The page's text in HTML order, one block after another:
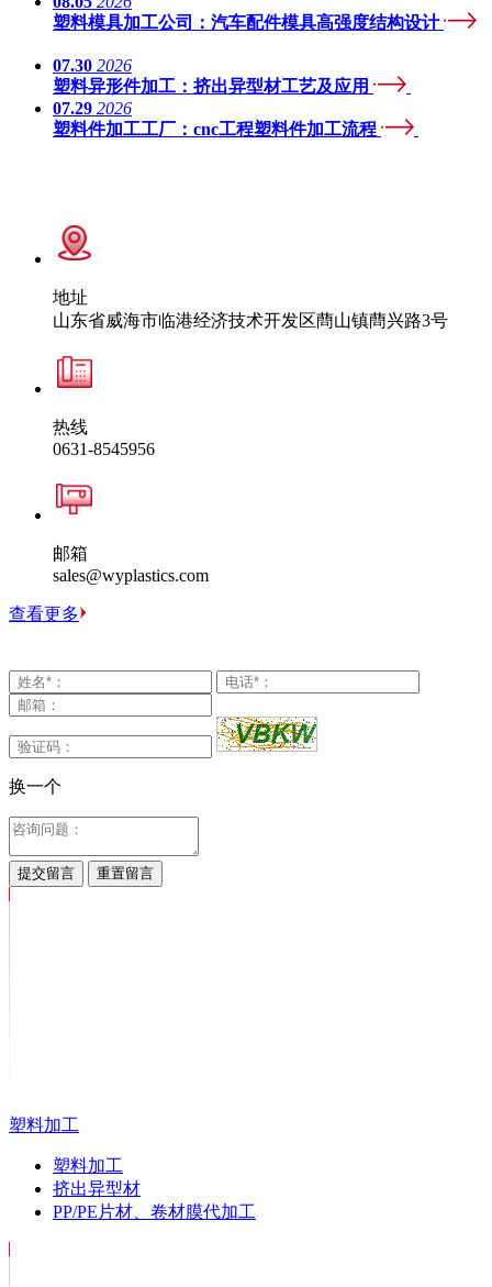
塑料模具加工公司：汽车配件模具高强度结构设计
07.30 2026
塑料异形件加工：挤出异型材工艺及应用
07.29 2026
塑料件加工工厂：cnc工程塑料件加工流程
地址
山东省威海市临港经济技术开发区蔄山镇蔄兴路3号
热线
0631-8545956
邮箱
sales@wyplastics.com
查看更多
换一个
提交留言 重置留言
塑料加工
塑料加工
挤出异型材
PP/PE片材、卷材膜代加工